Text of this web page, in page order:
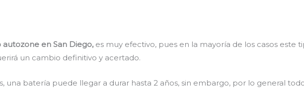
en San Diego, es muy efectivo, pues en la mayoría de los casos este
un cambio definitivo y acertado.
una batería puede llegar a durar hasta 2 años, sin embargo, por lo general